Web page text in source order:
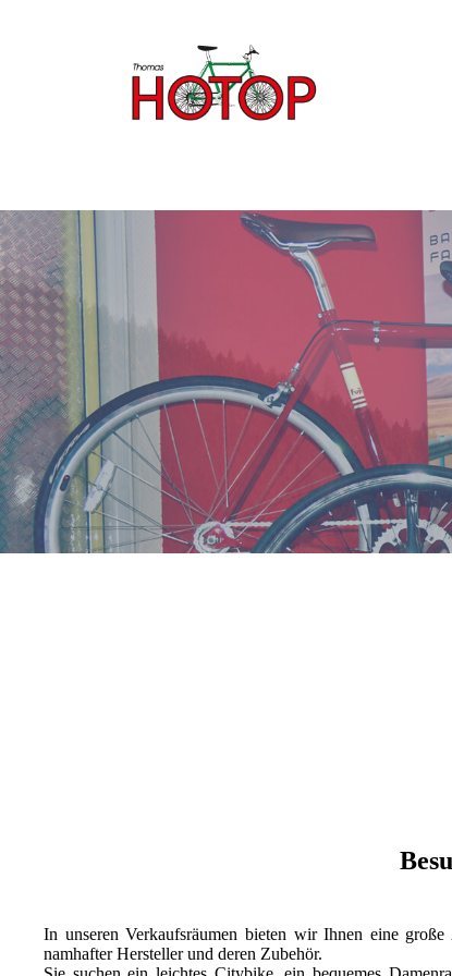
In unseren Verkaufsräumen bieten wir Ihnen eine große
namhafter Hersteller und deren Zubehör.